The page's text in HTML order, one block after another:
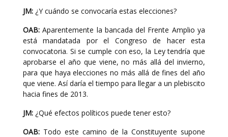
JM: ¿Y cuándo se convocaría estas elecciones?
OAB: Aparentemente la bancada del Frente Amplio ya
está mandatada por el Congreso de hacer esta
convocatoria. Si se cumple con eso, la Ley tendría que
aprobarse el año que viene, no más allá del invierno,
para que haya elecciones no más allá de fines del año
que viene. Así daría el tiempo para llegar a un plebiscito
hacia fines de 2013.
JM: ¿Qué efectos políticos puede tener esto?
OAB: Todo este camino de la Constituyente supone